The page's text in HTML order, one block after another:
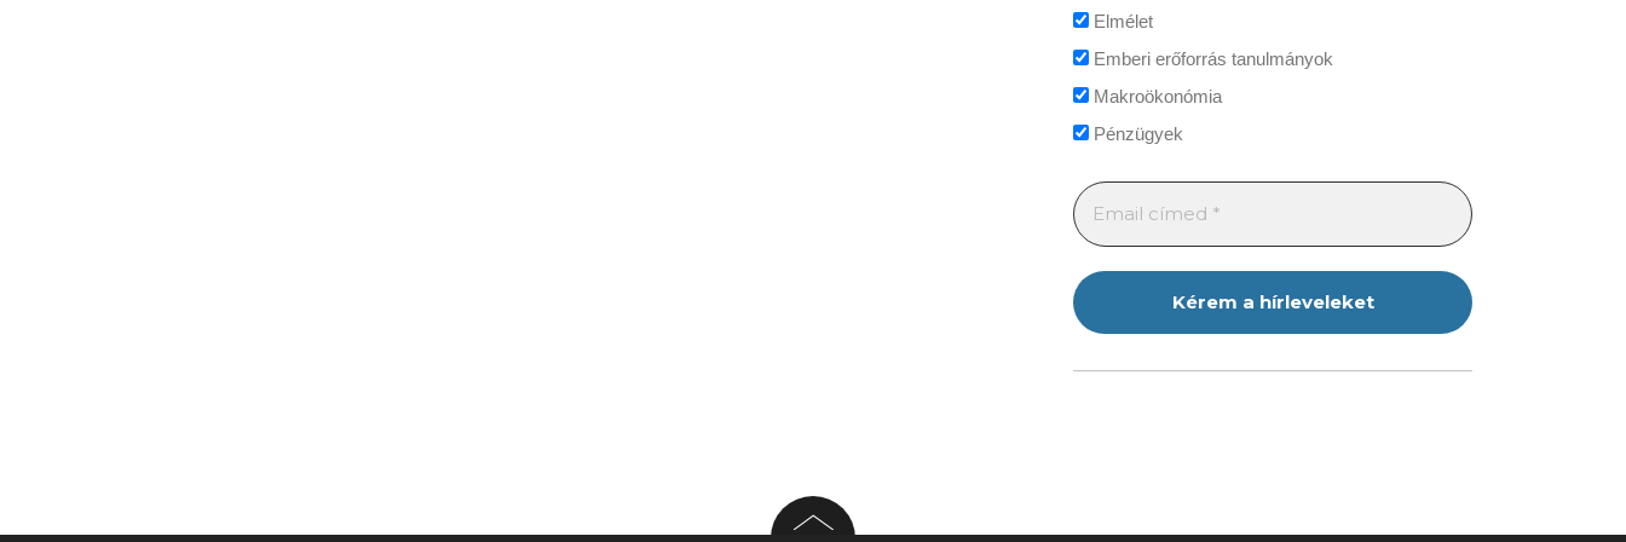
Elmélet
Emberi erőforrás tanulmányok
Makroökonómia
Pénzügyek